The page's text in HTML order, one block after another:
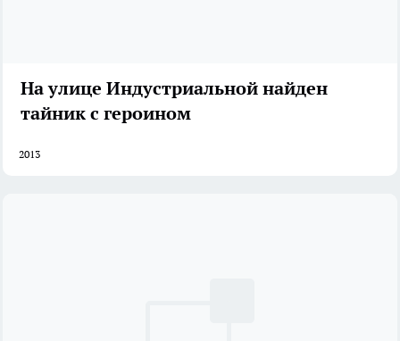
На улице Индустриальной найден
тайник с героином
2013